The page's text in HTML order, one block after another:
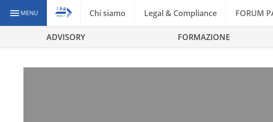
MENU Chi siamo Legal & Compliance FORUM
ADVISORY FORMAZIONE